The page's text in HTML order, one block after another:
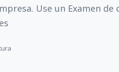
Use un Examen de